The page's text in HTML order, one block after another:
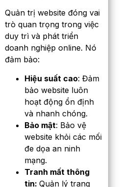
Quản trị website đóng vai
trò quan trọng trong việc
duy trì và phát triển
doanh nghiệp online. Nó
đảm bảo:
Hiệu suất cao: Đảm
bảo website luôn
hoạt động ổn định
và nhanh chóng.
Bảo mật: Bảo vệ
website khỏi các mối
đe dọa an ninh
mạng.
Tranh mất thông
tin: Quản lý trang